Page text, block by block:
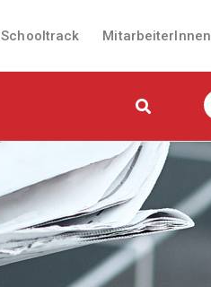
Schooltrack MitarbeiterInnen